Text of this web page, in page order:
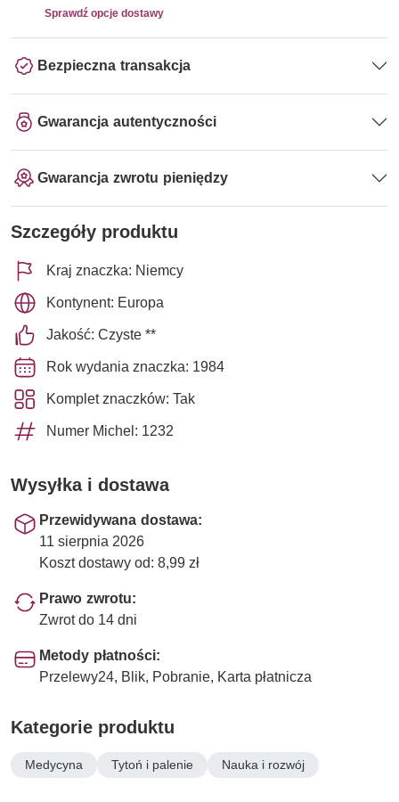
Sprawdź opcje dostawy
Bezpieczna transakcja
Gwarancja autentyczności
Gwarancja zwrotu pieniędzy
Szczegóły produktu
Kraj znaczka: Niemcy
Kontynent: Europa
Jakość: Czyste **
Rok wydania znaczka: 1984
Komplet znaczków: Tak
Numer Michel: 1232
Wysyłka i dostawa
Przewidywana dostawa:
11 sierpnia 2026
Koszt dostawy od: 8,99 zł
Prawo zwrotu:
Zwrot do 14 dni
Metody płatności:
Przelewy24, Blik, Pobranie, Karta płatnicza
Kategorie produktu
Medycyna Tytoń i palenie Nauka i rozwój